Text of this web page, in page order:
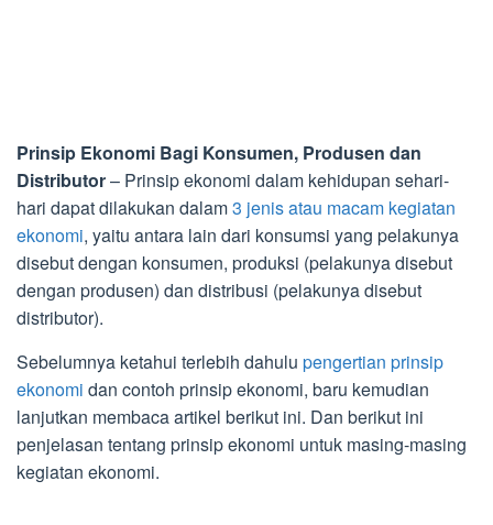
Prinsip Ekonomi Bagi Konsumen, Produsen dan
Distributor– Prinsip ekonomi dalam kehidupan sehari-
hari dapat dilakukan dalam3 jenis atau macam kegiatan
ekonomi, yaitu antara lain dari konsumsi yang pelakunya
disebut dengan konsumen, produksi (pelakunya disebut
dengan produsen) dan distribusi (pelakunya disebut
distributor).
Sebelumnya ketahui terlebih dahulu pengertian prinsip
ekonomi dan contoh prinsip ekonomi, baru kemudian
lanjutkan membaca artikel berikut ini. Dan berikut ini
penjelasan tentang prinsip ekonomi untuk masing-masing
kegiatan ekonomi.